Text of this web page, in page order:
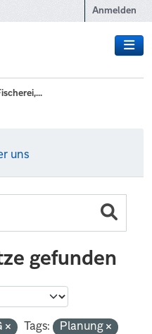
Anmelden
uns
gefunden
Tags:
Planung